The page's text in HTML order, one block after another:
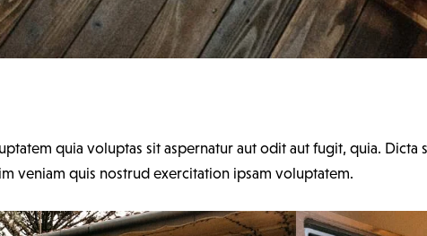
quia voluptas sit aspernatur aut odit aut fugit, quia.
veniam quis nostrud exercitation ipsam voluptatem.